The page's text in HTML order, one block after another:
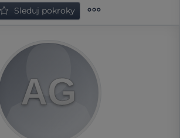
Sleduj pokroky